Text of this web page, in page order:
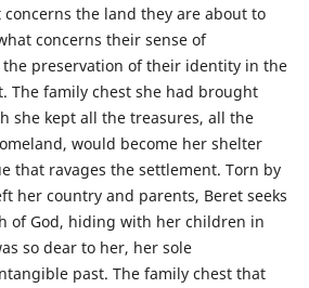
the land they are about to
concerns their sense of
preservation of their identity in the
The family chest she had brought
she kept all the treasures, all the
would become her shelter
that ravages the settlement. Torn by
her country and parents, Beret seeks
of God, hiding with her children in
so dear to her, her sole
past. The family chest that